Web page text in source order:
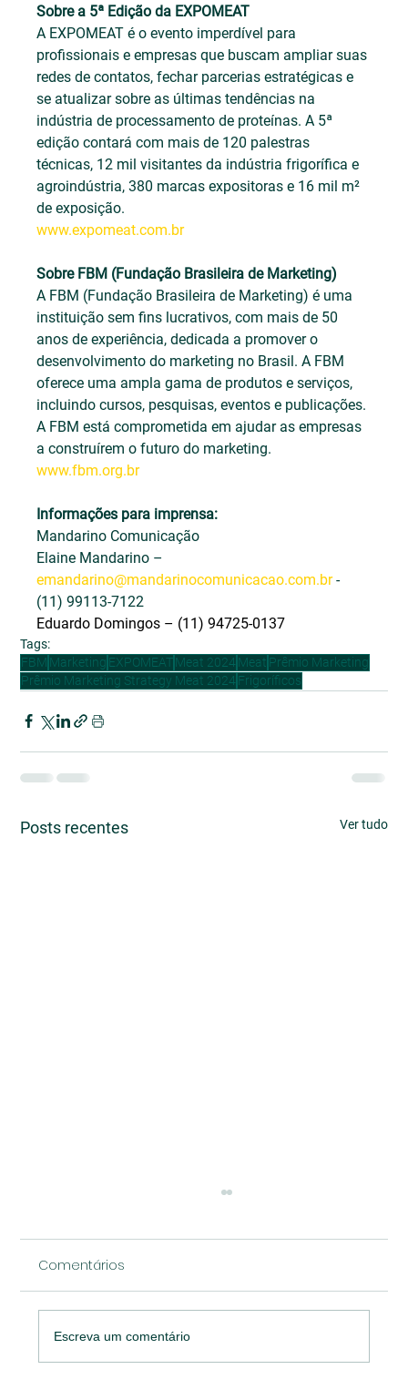
Sobre a 5ª Edição da EXPOMEAT
A EXPOMEAT é o evento imperdível para
profissionais e empresas que buscam ampliar suas
redes de contatos, fechar parcerias estratégicas e
se atualizar sobre as últimas tendências na
indústria de processamento de proteínas. A 5ª
edição contará com mais de 120 palestras
técnicas, 12 mil visitantes da indústria frigorífica e
agroindústria, 380 marcas expositoras e 16 mil m²
de exposição.
www.expomeat.com.br
Sobre FBM (Fundação Brasileira de Marketing)
A FBM (Fundação Brasileira de Marketing) é uma
instituição sem fins lucrativos, com mais de 50
anos de experiência, dedicada a promover o
desenvolvimento do marketing no Brasil. A FBM
oferece uma ampla gama de produtos e serviços,
incluindo cursos, pesquisas, eventos e publicações.
A FBM está comprometida em ajudar as empresas
a construírem o futuro do marketing.
www.fbm.org.br
Informações para imprensa:
Mandarino Comunicação
Elaine Mandarino –
emandarino@mandarinocomunicacao.com.br -
(11) 99113-7122
Eduardo Domingos – (11) 94725-0137
Tags:
FBM Marketing EXPOMEATMeat 2024 Meat Prêmio Marketing
Prêmio Marketing Strategy Meat 2024 Frigoríficos
Posts recentes Ver tudo
Comentários
Escreva um comentário